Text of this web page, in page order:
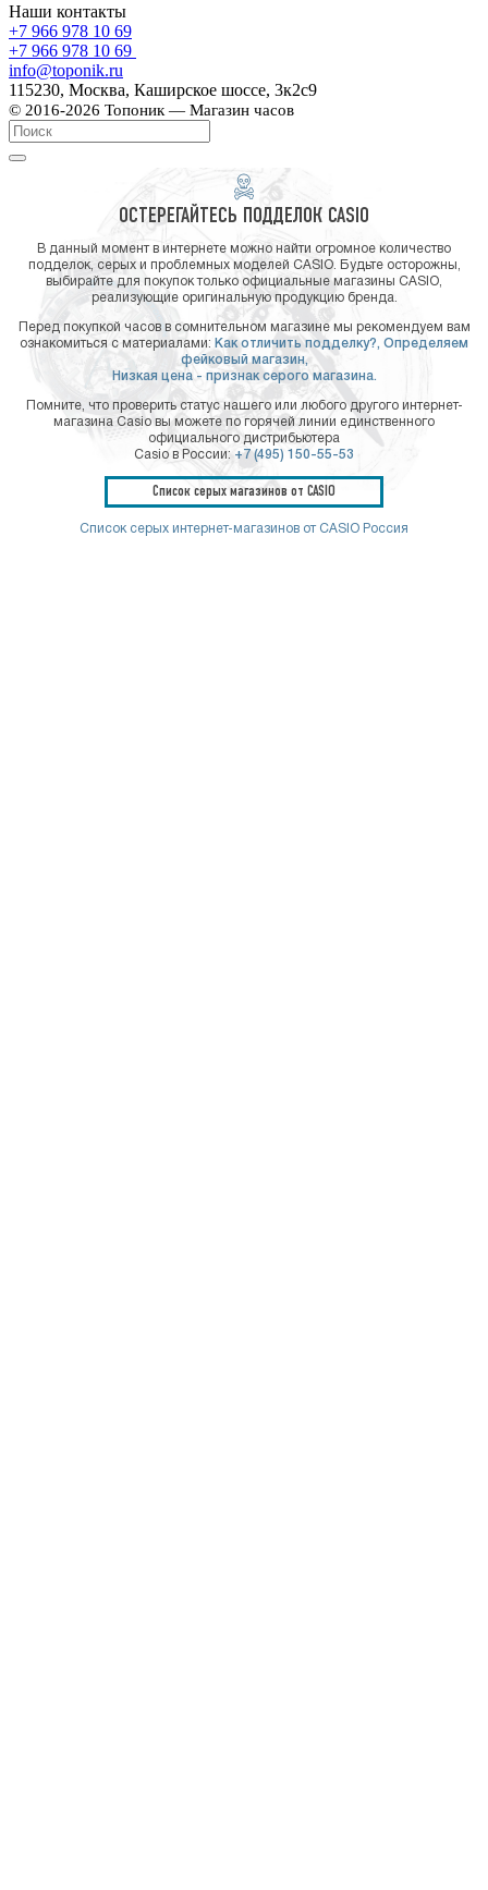
Наши контакты
+7 966 978 10 69
+7 966 978 10 69
info@toponik.ru
115230, Москва, Каширское шоссе, 3к2с9
© 2016-2026 Топоник — Магазин часов
ОСТЕРЕГАЙТЕСЬ ПОДДЕЛОК CASIO
В данный момент в интернете можно найти огромное количество
подделок, серых и проблемных моделей CASIO. Будьте осторожны,
выбирайте для покупок только официальные магазины CASIO,
реализующие оригинальную продукцию бренда.
Перед покупкой часов в сомнительном магазине мы рекомендуем вам
ознакомиться с материалами: Как отличить подделку?, Определяем
фейковый магазин,
Низкая цена - признак серого магазина.
Помните, что проверить статус нашего или любого другого интернет-
магазина Casio вы можете по горячей линии единственного
официального дистрибьютера
Casio в России: +7 (495) 150-55-53
Список серых магазинов от CASIO
Список серых интернет-магазинов от CASIO Россия